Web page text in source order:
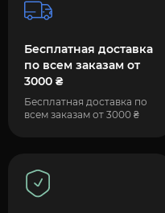
Бесплатная доставка
по всем заказам от
3000 ₴
Бесплатная доставка по
всем заказам от 3000 ₴